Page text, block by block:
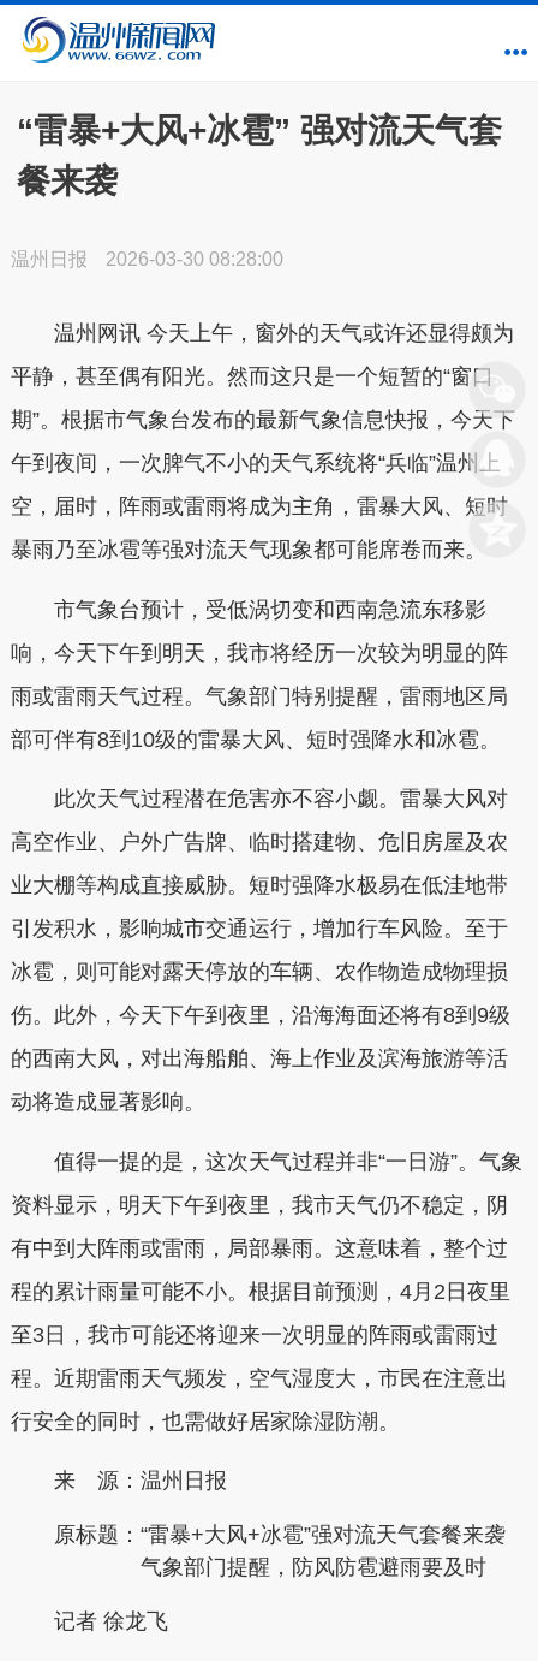
“雷暴+大风+冰雹” 强对流天气套
餐来袭
温州日报 2026-03-30 08:28:00
温州网讯 今天上午，窗外的天气或许还显得颇为
平静，甚至偶有阳光。然而这只是一个短暂的“窗口
期”。根据市气象台发布的最新气象信息快报，今天下
午到夜间，一次脾气不小的天气系统将“兵临”温州上
空，届时，阵雨或雷雨将成为主角，雷暴大风、短时
暴雨乃至冰雹等强对流天气现象都可能席卷而来。
市气象台预计，受低涡切变和西南急流东移影
响，今天下午到明天，我市将经历一次较为明显的阵
雨或雷雨天气过程。气象部门特别提醒，雷雨地区局
部可伴有8到10级的雷暴大风、短时强降水和冰雹。
此次天气过程潜在危害亦不容小觑。雷暴大风对
高空作业、户外广告牌、临时搭建物、危旧房屋及农
业大棚等构成直接威胁。短时强降水极易在低洼地带
引发积水，影响城市交通运行，增加行车风险。至于
冰雹，则可能对露天停放的车辆、农作物造成物理损
伤。此外，今天下午到夜里，沿海海面还将有8到9级
的西南大风，对出海船舶、海上作业及滨海旅游等活
动将造成显著影响。
值得一提的是，这次天气过程并非“一日游”。气象
资料显示，明天下午到夜里，我市天气仍不稳定，阴
有中到大阵雨或雷雨，局部暴雨。这意味着，整个过
程的累计雨量可能不小。根据目前预测，4月2日夜里
至3日，我市可能还将迎来一次明显的阵雨或雷雨过
程。近期雷雨天气频发，空气湿度大，市民在注意出
行安全的同时，也需做好居家除湿防潮。
来 源：温州日报
原标题： “雷暴+大风+冰雹”强对流天气套餐来袭
气象部门提醒，防风防雹避雨要及时
记者 徐龙飞